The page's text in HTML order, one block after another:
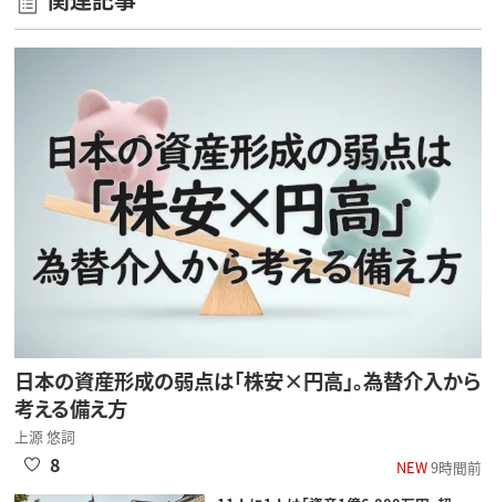
日本の資産形成の弱点は「株安×円高」。為替介入から
考える備え方
上源 悠詞
NEW9時間前
8